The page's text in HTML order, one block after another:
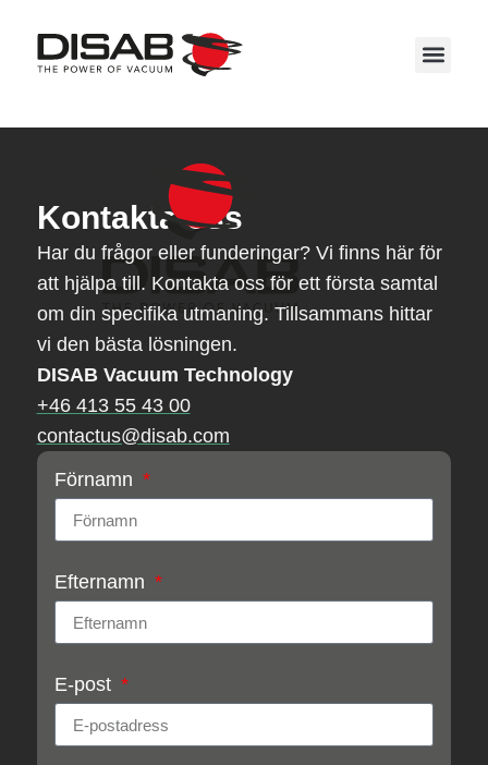
Kontakta oss
Har du frågor eller funderingar? Vi finns här för
att hjälpa till. Kontakta oss för ett första samtal
om din specifika utmaning. Tillsammans hittar
vi den bästa lösningen.
DISAB Vacuum Technology
+46 413 55 43 00
contactus@disab.com
Förnamn
Efternamn
E-post